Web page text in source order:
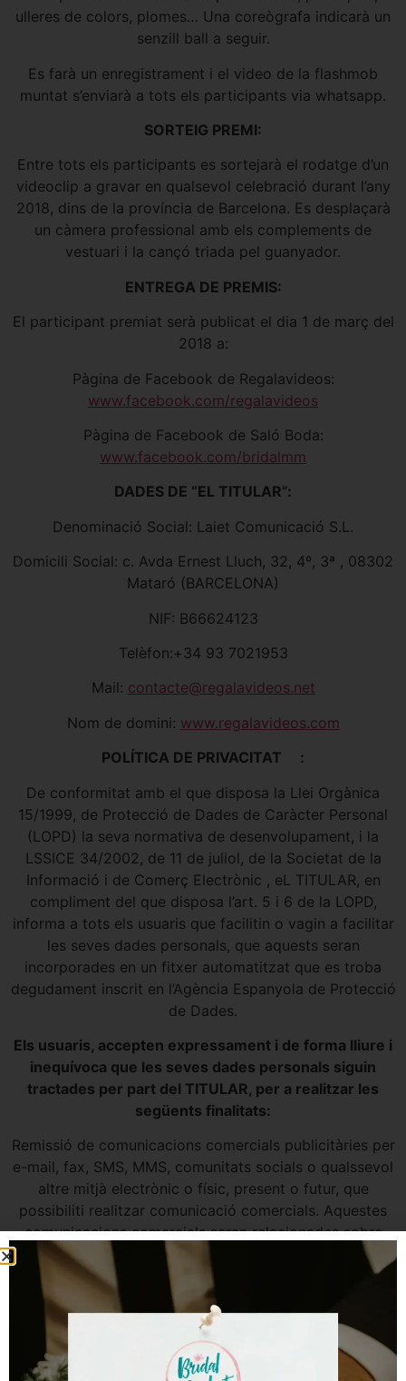
ulleres de colors, plomes… Una coreògrafa indicarà un
senzill ball a seguir.
Es farà un enregistrament i el video de la flashmob
muntat s’enviarà a tots els participants via whatsapp.
SORTEIG PREMI:
Entre tots els participants es sortejarà el rodatge d’un
videoclip a gravar en qualsevol celebració durant l’any
2018, dins de la província de Barcelona. Es desplaçarà
un càmera professional amb els complements de
vestuari i la cançó triada pel guanyador.
ENTREGA DE PREMIS:
El participant premiat serà publicat el dia 1 de març del
2018 a:
Pàgina de Facebook de Regalavideos:
www.facebook.com/regalavideos
Pàgina de Facebook de Saló Boda:
www.facebook.com/bridalmm
DADES DE “EL TITULAR”:
Denominació Social: Laiet Comunicació S.L.
Domicili Social: c. Avda Ernest Lluch, 32, 4º, 3ª , 08302
Mataró (BARCELONA)
NIF: B66624123
Telèfon:+34 93 7021953
Mail: contacte@regalavideos.net
Nom de domini: www.regalavideos.com
POLÍTICA DE PRIVACITAT :
De conformitat amb el que disposa la Llei Orgànica
15/1999, de Protecció de Dades de Caràcter Personal
(LOPD) la seva normativa de desenvolupament, i la
LSSICE 34/2002, de 11 de juliol, de la Societat de la
Informació i de Comerç Electrònic , eL TITULAR, en
compliment del que disposa l’art. 5 i 6 de la LOPD,
informa a tots els usuaris que facilitin o vagin a facilitar
les seves dades personals, que aquests seran
incorporades en un fitxer automatitzat que es troba
degudament inscrit en l’Agència Espanyola de Protecció
de Dades.
Els usuaris, accepten expressament i de forma lliure i
inequívoca que les seves dades personals siguin
tractades per part del TITULAR, per a realitzar les
següents finalitats:
Remissió de comunicacions comercials publicitàries per
e-mail, fax, SMS, MMS, comunitats socials o qualssevol
altre mitjà electrònic o físic, present o futur, que
possibiliti realitzar comunicació comercials. Aquestes
comunicacions comercials seran relacionades sobre
productes o serveis oferts per, EL TITULAR, així com
per part dels col·laboradors o partners amb els que
aquest hagués arribat a algun acord de promoció
comercial entre els seus clients.
En aquest cas, els tercers mai tindran accés a les dades
personals. En tot cas les comunicacions comercials